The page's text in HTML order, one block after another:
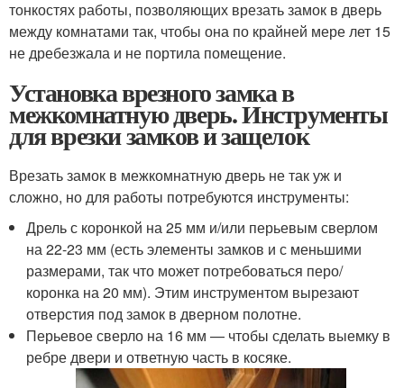
тонкостях работы, позволяющих врезать замок в дверь
между комнатами так, чтобы она по крайней мере лет 15
не дребезжала и не портила помещение.
Установка врезного замка в
межкомнатную дверь. Инструменты
для врезки замков и защелок
Врезать замок в межкомнатную дверь не так уж и
сложно, но для работы потребуются инструменты:
Дрель с коронкой на 25 мм и/или перьевым сверлом
на 22-23 мм (есть элементы замков и с меньшими
размерами, так что может потребоваться перо/
коронка на 20 мм). Этим инструментом вырезают
отверстия под замок в дверном полотне.
Перьевое сверло на 16 мм — чтобы сделать выемку в
ребре двери и ответную часть в косяке.